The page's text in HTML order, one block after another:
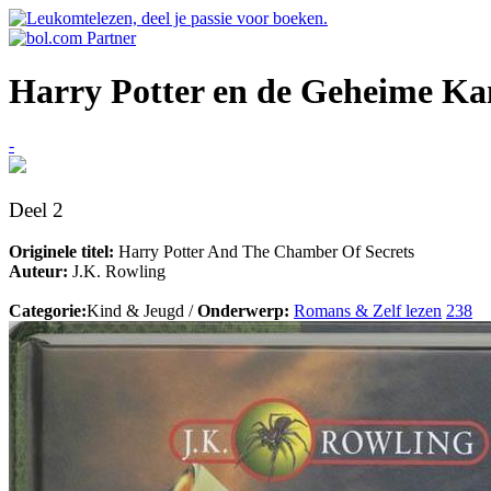
Harry Potter en de Geheime
-
Deel 2
Originele titel: Harry Potter And The Chamber Of Secrets
Auteur: J.K. Rowling
Categorie:Kind & Jeugd /Onderwerp: Romans & Zelf lezen 238